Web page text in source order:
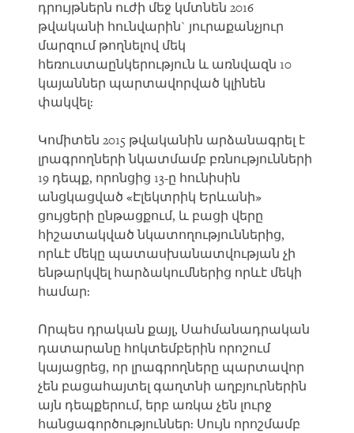
դրույթներն ուժի մեջ կմտնեն 2016
թվականի հունվարին` յուրաքանչյուր
մարզում թողնելով մեկ
հեռուստաընկերություն և առնվազն 10
կայաններ պարտավորված կլինեն
փակվել:
Կոմիտեն 2015 թվականին արձանագրել է
լրագրողների նկատմամբ բռնությունների
19 դեպք, որոնցից 13-ը հունիսին
անցկացված «Էլեկտրիկ Երևանի»
ցույցերի ընթացքում, և բացի վերը
հիշատակված նկատողություններից,
որևէ մեկը պատասխանատվության չի
ենթարկվել հարձակումներից որևէ մեկի
համար:
Որպես դրական քայլ, Սահմանադրական
դատարանը հոկտեմբերին որոշում
կայացրեց, որ լրագրողները պարտավոր
չեն բացահայտել գաղտնի աղբյուրներին
այն դեպքերում, երբ առկա չեն լուրջ
հանցագործություններ: Սույն որոշմամբ